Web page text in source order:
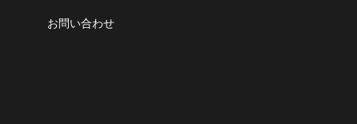
Reward Menarik Jadi Tren Baru Gaming
お問い合わせ